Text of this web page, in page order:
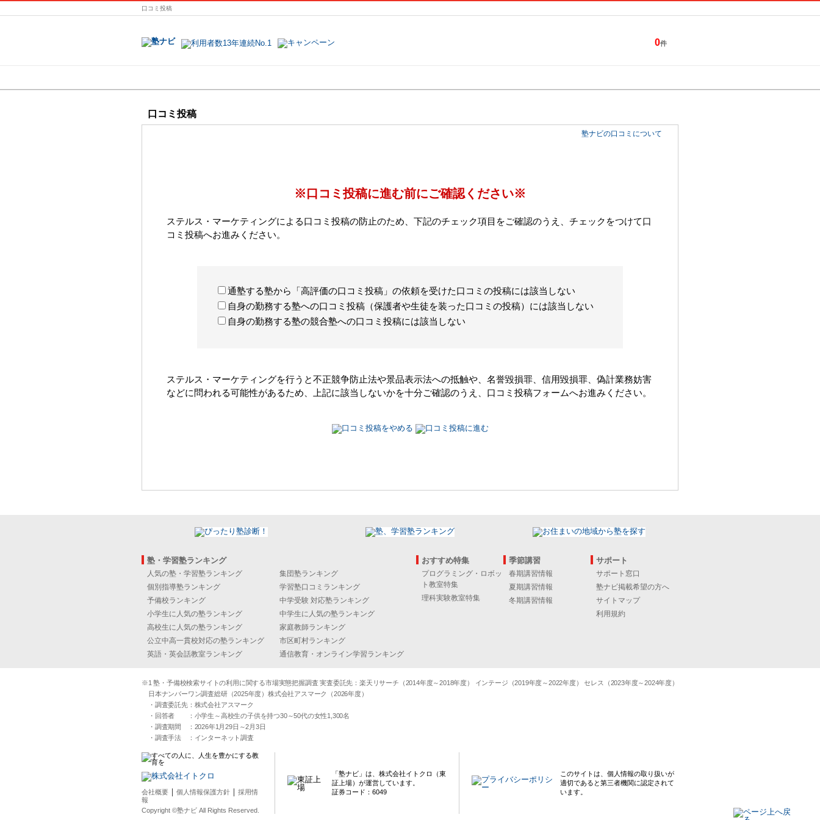
口コミ投稿
0件
口コミ投稿
塾ナビの口コミについて
※口コミ投稿に進む前にご確認ください※
ステルス・マーケティングによる口コミ投稿の防止のため、下記のチェック項目をご確認のうえ、チェックをつけて口
コミ投稿へお進みください。
通塾する塾から「高評価の口コミ投稿」の依頼を受けた口コミの投稿には該当しない
自身の勤務する塾への口コミ投稿（保護者や生徒を装った口コミの投稿）には該当しない
自身の勤務する塾の競合塾への口コミ投稿には該当しない
ステルス・マーケティングを行うと不正競争防止法や景品表示法への抵触や、名誉毀損罪、信用毀損罪、偽計業務妨害
などに問われる可能性があるため、上記に該当しないかを十分ご確認のうえ、口コミ投稿フォームへお進みください。
塾・学習塾ランキング
人気の塾・学習塾ランキング
集団塾ランキング
個別指導塾ランキング
学習塾口コミランキング
予備校ランキング
中学受験 対応塾ランキング
小学生に人気の塾ランキング
中学生に人気の塾ランキング
高校生に人気の塾ランキング
家庭教師ランキング
公立中高一貫校対応の塾ランキング
市区町村ランキング
英語・英会話教室ランキング
通信教育・オンライン学習ランキング
おすすめ特集
プログラミング・ロボッ
ト教室特集
理科実験教室特集
季節講習
春期講習情報
夏期講習情報
冬期講習情報
サポート
サポート窓口
塾ナビ掲載希望の方へ
サイトマップ
利用規約
※1 塾・予備校検索サイトの利用に関する市場実態把握調査 実査委託先：楽天リサーチ（2014年度～2018年度） インテージ（2019年度～2022年度） セレス（2023年度～2024年度）
日本ナンバーワン調査総研（2025年度）株式会社アスマーク（2026年度）
・調査委託先：株式会社アスマーク
・回答者 ：小学生～高校生の子供を持つ30～50代の女性1,300名
・調査期間 ：2026年1月29日～2月3日
・調査手法 ：インターネット調査
会社概要 ｜ 個人情報保護方針 ｜ 採用情
報
Copyright ©塾ナビ All Rights Reserved.
「塾ナビ」は、株式会社イトクロ（東
証上場）が運営しています。
証券コード：6049
このサイトは、個人情報の取り扱いが
適切であると第三者機関に認定されて
います。